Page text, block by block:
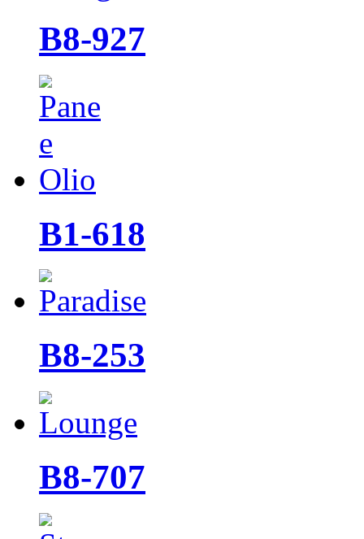
B8-927
B1-618
B8-253
B8-707